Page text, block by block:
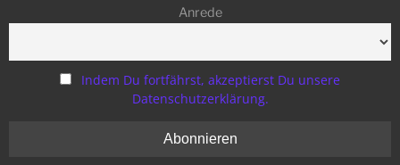
Anrede
Indem Du fortfährst, akzeptierst Du unsere
Datenschutzerklärung.